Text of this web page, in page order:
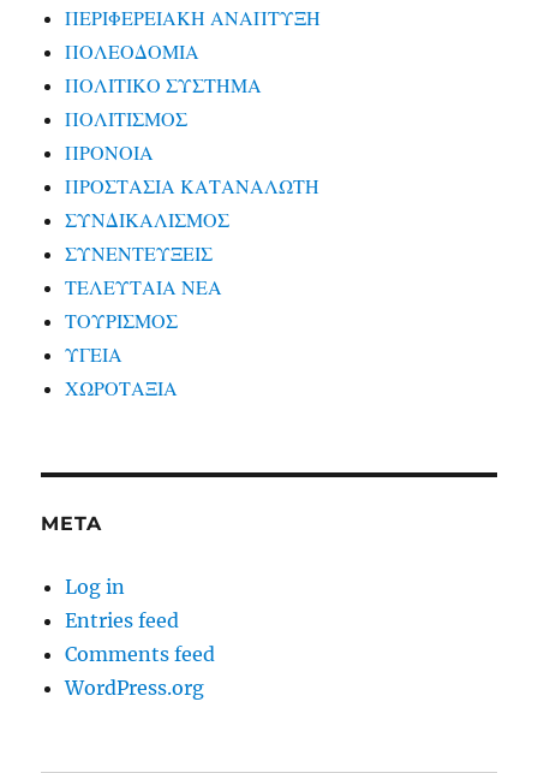
ΠΕΡΙΦΕΡΕΙΑΚΗ ΑΝΑΠΤΥΞΗ
ΠΟΛΕΟΔΟΜΙΑ
ΠΟΛΙΤΙΚΟ ΣΥΣΤΗΜΑ
ΠΟΛΙΤΙΣΜΟΣ
ΠΡΟΝΟΙΑ
ΠΡΟΣΤΑΣΙΑ ΚΑΤΑΝΑΛΩΤΗ
ΣΥΝΔΙΚΑΛΙΣΜΟΣ
ΣΥΝΕΝΤΕΥΞΕΙΣ
ΤΕΛΕΥΤΑΙΑ ΝΕΑ
ΤΟΥΡΙΣΜΟΣ
ΥΓΕΙΑ
ΧΩΡΟΤΑΞΙΑ
META
Log in
Entries feed
Comments feed
WordPress.org